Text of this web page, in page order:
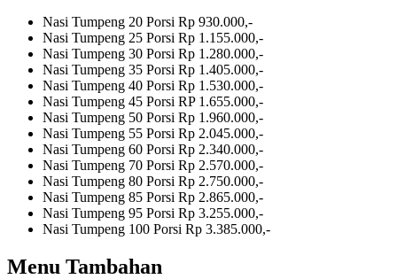
Nasi Tumpeng 20 Porsi Rp 930.000,-
Nasi Tumpeng 25 Porsi Rp 1.155.000,-
Nasi Tumpeng 30 Porsi Rp 1.280.000,-
Nasi Tumpeng 35 Porsi Rp 1.405.000,-
Nasi Tumpeng 40 Porsi Rp 1.530.000,-
Nasi Tumpeng 45 Porsi RP 1.655.000,-
Nasi Tumpeng 50 Porsi Rp 1.960.000,-
Nasi Tumpeng 55 Porsi Rp 2.045.000,-
Nasi Tumpeng 60 Porsi Rp 2.340.000,-
Nasi Tumpeng 70 Porsi Rp 2.570.000,-
Nasi Tumpeng 80 Porsi Rp 2.750.000,-
Nasi Tumpeng 85 Porsi Rp 2.865.000,-
Nasi Tumpeng 95 Porsi Rp 3.255.000,-
Nasi Tumpeng 100 Porsi Rp 3.385.000,-
Menu Tambahan